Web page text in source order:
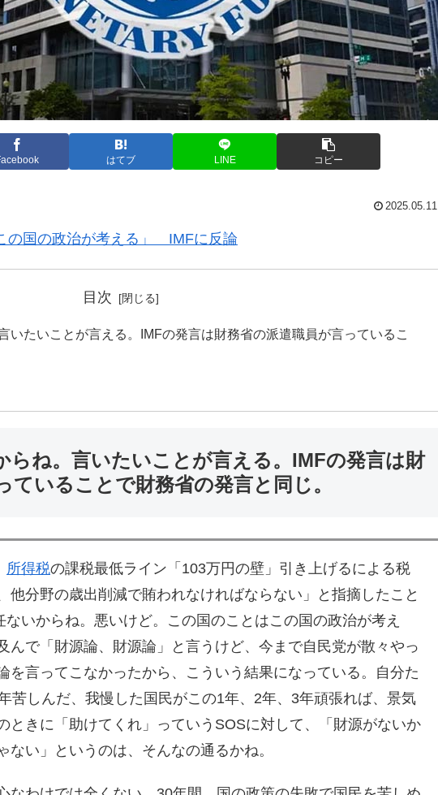
はてブ LINE コピー
2025.05.11
の国の政治が考える」 IMFに反論
目次
いたいことが言える。IMFの発言は財務省の派遣職員が言っているこ
らね。言いたいことが言える。IMFの発言は財
ていることで財務省の発言と同じ。
所得税の課税最低ライン「103万円の壁」引き上げるによる税
他分野の歳出削減で賄われなければならない」と指摘したこと
いからね。悪いけど。この国のことはこの国の政治が考え
んで「財源論、財源論」と言うけど、今まで自民党が散々やっ
を言ってこなかったから、こういう結果になっている。自分た
苦しんだ、我慢した国民がこの1年、2年、3年頑張れば、景気
ときに「助けてくれ」っていうSOSに対して、「財源がないか
ない」というのは、そんなの通るかね。